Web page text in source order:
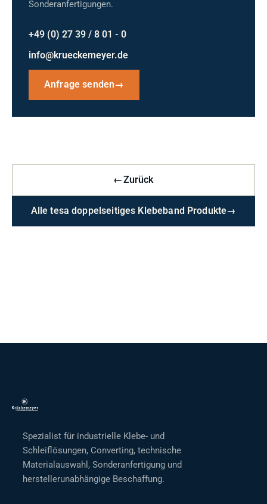
Sonderanfertigungen.
+49 (0) 27 39 / 8 01 - 0
info@krueckemeyer.de
Anfrage senden→
←Zurück
Alle tesa doppelseitiges Klebeband Produkte→
Spezialist für industrielle Klebe- und
Schleiflösungen, Converting, technische
Materialauswahl, Sonderanfertigung und
herstellerunabhängige Beschaffung.